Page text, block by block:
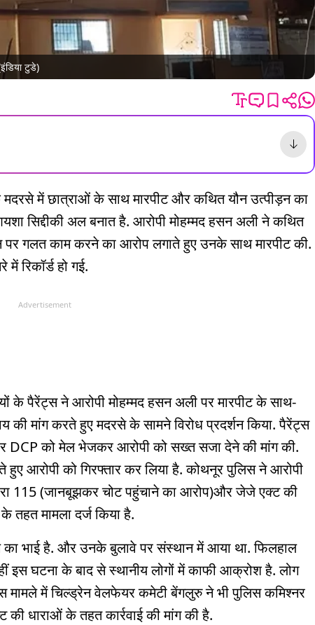
टुडे)
में छात्राओं के साथ मारपीट और कथित यौन उत्पीड़न का
सिद्दीकी अल बनात है. आरोपी मोहम्मद हसन अली ने कथित
गलत काम करने का आरोप लगाते हुए उनके साथ मारपीट की.
रिकॉर्ड हो गई.
Advertisement
के पैरेंट्स ने आरोपी मोहम्मद हसन अली पर मारपीट के साथ-
की मांग करते हुए मदरसे के सामने विरोध प्रदर्शन किया. पैरेंट्स
DCP को मेल भेजकर आरोपी को सख्त सजा देने की मांग की.
आरोपी को गिरफ्तार कर लिया है. कोथनूर पुलिस ने आरोपी
115 (जानबूझकर चोट पहुंचाने का आरोप)और जेजे एक्ट की
तहत मामला दर्ज किया है.
का भाई है. और उनके बुलावे पर संस्थान में आया था. फिलहाल
इस घटना के बाद से स्थानीय लोगों में काफी आक्रोश है. लोग
मामले में चिल्ड्रेन वेलफेयर कमेटी बेंगलुरु ने भी पुलिस कमिश्नर
धाराओं के तहत कार्रवाई की मांग की है.